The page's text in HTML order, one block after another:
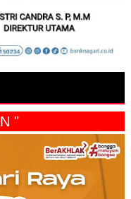
" IKLAN "